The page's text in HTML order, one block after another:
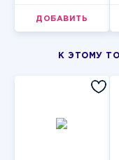
ДОБАВИТЬ
К ЭТОМУ